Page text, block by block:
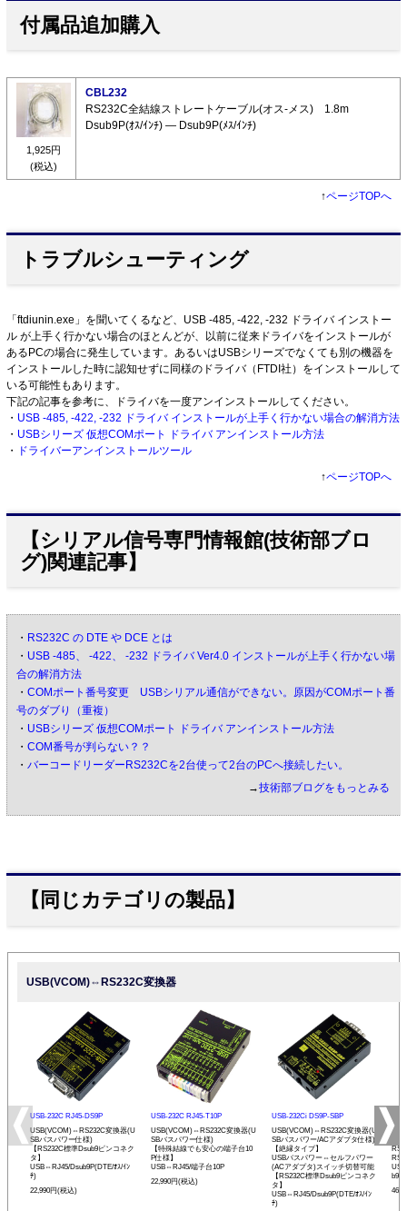
付属品追加購入
1,925円
(税込)
CBL232
RS232C全結線ストレートケーブル(オス-メス) 1.8m
Dsub9P(ｵｽ/ｲﾝﾁ) ― Dsub9P(ﾒｽ/ｲﾝﾁ)
↑ページTOPへ
トラブルシューティング
「ftdiunin.exe」を聞いてくるなど、USB -485, -422, -232 ドライバ インストー
ル が上手く行かない場合のほとんどが、以前に従来ドライバをインストールが
あるPCの場合に発生しています。あるいはUSBシリーズでなくても別の機器を
インストールした時に認知せずに同様のドライバ（FTDI社）をインストールして
いる可能性もあります。
下記の記事を参考に、ドライバを一度アンインストールしてください。
・ USB -485, -422, -232 ドライバ インストールが上手く行かない場合の解消方法
・ USBシリーズ 仮想COMポート ドライバ アンインストール方法
・
ドライバーアンインストールツール
↑ページTOPへ
【シリアル信号専門情報館(技術部ブロ
グ)関連記事】
・ RS232C の DTE や DCE とは
・ USB -485、 -422、 -232 ドライバ Ver4.0 インストールが上手く行かない場
合の解消方法
・ COMポート番号変更 USBシリアル通信ができない。原因がCOMポート番
号のダブり（重複）
・ USBシリーズ 仮想COMポート ドライバ アンインストール方法
・ COM番号が判らない？？
・ バーコードリーダーRS232Cを2台使って2台のPCへ接続したい。
→技術部ブログをもっとみる
【同じカテゴリの製品】
USB(VCOM)⇔RS232C変換器
USB-232C RJ45-DS9P
USB(VCOM)⇔RS232C変換器(U
SBバスパワー仕様)
【RS232C標準Dsub9ピンコネク
タ】
USB⇔RJ45/Dsub9P(DTE/ｵｽ/ｲﾝ
ﾁ)
22,990円(税込)
USB-232C RJ45-T10P
USB(VCOM)⇔RS232C変換器(U
SBバスパワー仕様)
【特殊結線でも安心の端子台10
P仕様】
USB⇔RJ45/端子台10P
22,990円(税込)
USB-232Ci DS9P-SBP
USB(VCOM)⇔RS232C変換器(U
SBバスパワー/ACアダプタ仕様)
【絶縁タイプ】
USBバスパワー⇔セルフパワー
(ACアダプタ)スイッチ切替可能
【RS232C標準Dsub9ピンコネク
タ】
USB⇔RJ45/Dsub9P(DTE/ｵｽ/ｲﾝ
ﾁ)